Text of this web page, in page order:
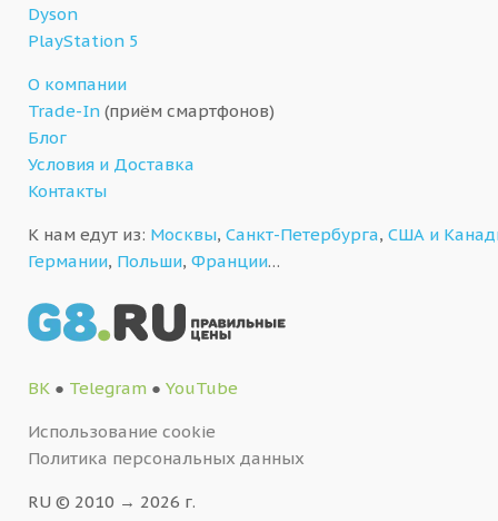
Dyson
PlayStation 5
О компании
Trade-In (приём смартфонов)
Блог
Условия и Доставка
Контакты
К нам едут из: Москвы, Санкт-Петербурга, США и
Германии, Польши, Франции…
ВК ● Telegram ● YouTube
Использование cookie
Политика персональных данных
RU © 2010 → 2026 г.